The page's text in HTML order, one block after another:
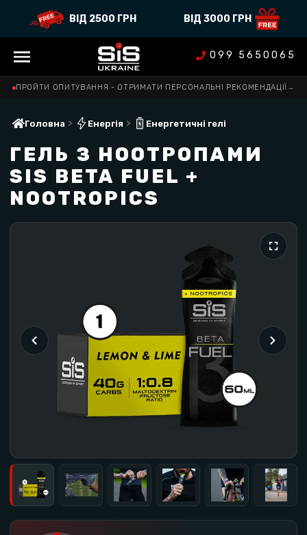
ВІД 2500 ГРН ВІД 3000 ГРН
099 5650065
ПРОЙТИ ОПИТУВАННЯ - ОТРИМАТИ ПЕРСОНАЛЬНІ РЕКОМЕНДАЦІЇ →
Головна > Енергія > Енергетичні гелі
ГЕЛЬ З НООТРОПАМИ
SIS BETA FUEL +
NOOTROPICS